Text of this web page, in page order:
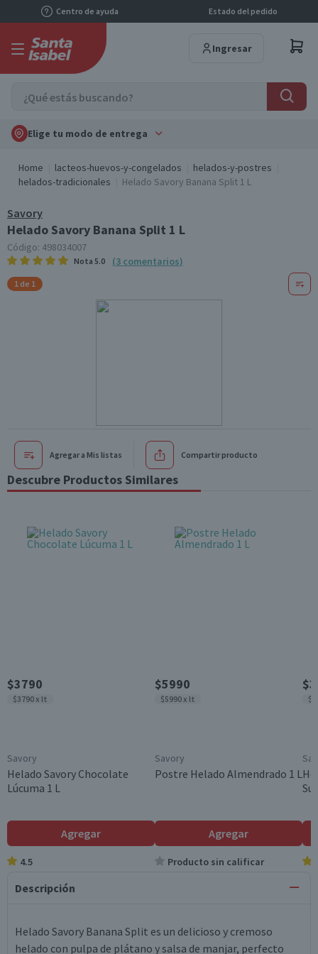
Centro de ayuda Estado del pedido
Ingresar
Elige tu modo de entrega
Home lacteos-huevos-y-congelados
helados-y-postres
helados-tradicionales
Helado Savory Banana Split 1 L
Savory
Helado Savory Banana Split 1 L
Código: 498034007
Nota 5.0 (3 comentarios)
1 de 1
Agregar a Mis listas Compartir producto
Descubre Productos Similares
$3790
$3790 x lt
Savory
Helado Savory Chocolate
Lúcuma 1 L
Agregar
4.5
$5990
$5990 x lt
Savory
Postre Helado Almendrado 1 L
Agregar
Producto sin calificar
Descripción
Helado Savory Banana Split es un delicioso y cremoso
helado con pulpa de plátano y salsa de manjar, perfecto